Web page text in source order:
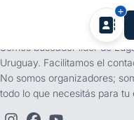
tufiesta.com.uy
Somos buscador líder de
Uruguay. Facilitamos el
No somos organizadores;
todo lo que necesitás para tu